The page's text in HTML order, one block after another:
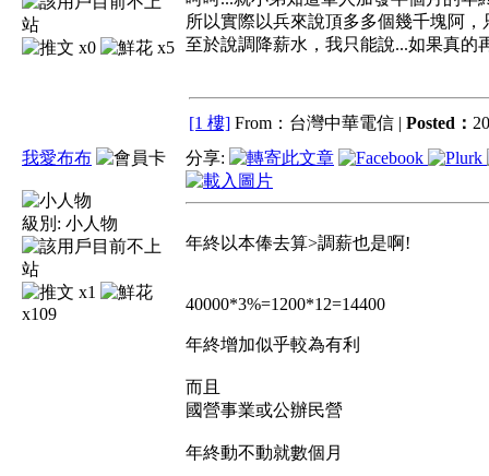
x0 x5
所以實際以兵來說頂多多個幾千塊阿
至於說調降薪水，我只能說...如果真的
[1 樓] From：台灣中華電信 | Posted：
我愛布布
級別: 小人物
x1
x109
分享:
年終以本俸去算>調薪也是啊!
40000*3%=1200*12=14400
年終增加似乎較為有利
而且
國營事業或公辦民營
年終動不動就數個月